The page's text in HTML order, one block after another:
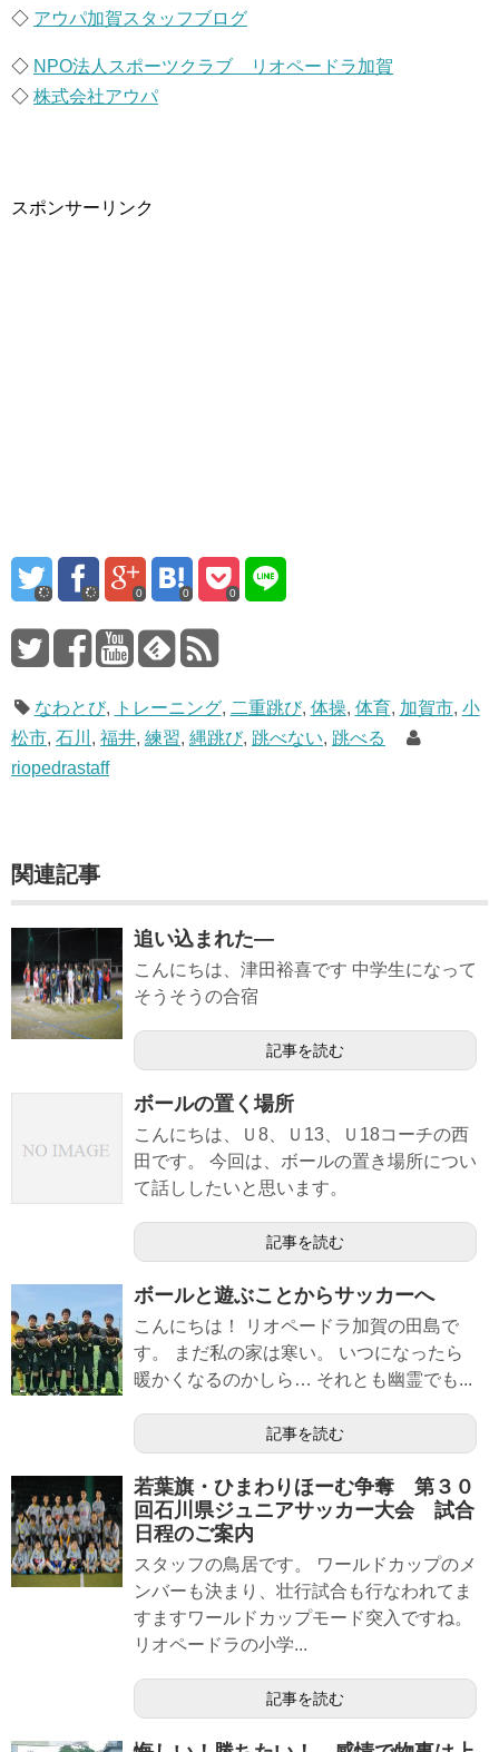
◇ アウパ加賀スタッフブログ
◇ NPO法人スポーツクラブ リオペードラ加賀
◇ 株式会社アウパ
スポンサーリンク
0 0 0
なわとび, トレーニング, 二重跳び, 体操, 体育, 加賀市, 小
松市, 石川 , 福井, 練習, 縄跳び, 跳べない, 跳べる
riopedrastaff
関連記事
追い込まれた―
こんにちは、津田裕喜です 中学生になって
そうそうの合宿
記事を読む
ボールの置く場所
こんにちは、Ｕ8、Ｕ13、Ｕ18コーチの西
田です。 今回は、ボールの置き場所につい
て話ししたいと思います。
記事を読む
ボールと遊ぶことからサッカーへ
こんにちは！ リオペードラ加賀の田島で
す。 まだ私の家は寒い。 いつになったら
暖かくなるのかしら… それとも幽霊でも...
記事を読む
若葉旗・ひまわりほーむ争奪 第３０
回石川県ジュニアサッカー大会 試合
日程のご案内
スタッフの鳥居です。 ワールドカップのメ
ンバーも決まり、壮行試合も行なわれてま
すますワールドカップモード突入ですね。
リオペードラの小学...
記事を読む